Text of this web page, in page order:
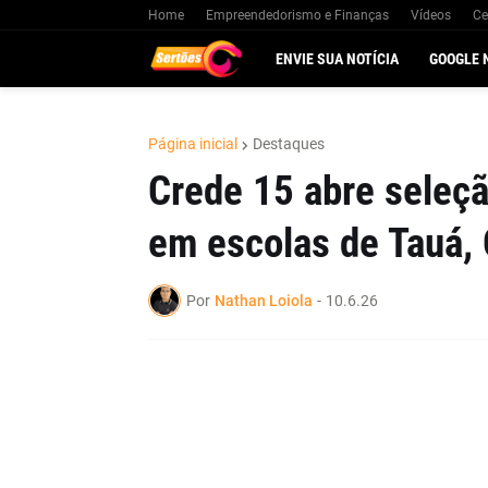
Home Empreendedorismo e Finanças Vídeos
ENVIE SUA NOTÍCIA GOOGLE
Página inicial Destaques
Crede 15 abre
em escolas de
Por Nathan Loiola - 10.6.26